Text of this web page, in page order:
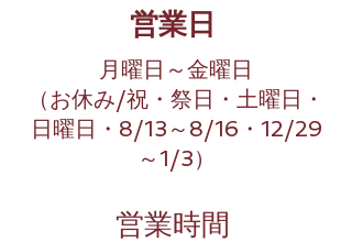
営業日
月曜日～金曜日
（お休み/祝・祭日・土曜日・
日曜日・8/13～8/16・12/29
～1/3）
営業時間